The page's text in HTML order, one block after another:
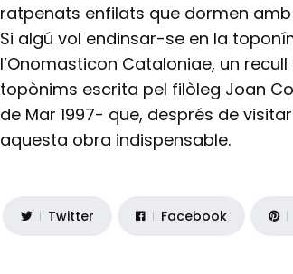
ratpenats enfilats que dormen
Si algú vol endinsar-se en la
l’Onomasticon Cataloniae, un
topònims escrita pel filòleg Joan
de Mar 1997- que, després de
aquesta obra indispensable.
Twitter Facebook